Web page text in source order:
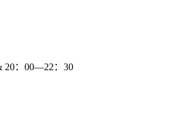
20：00—22：30